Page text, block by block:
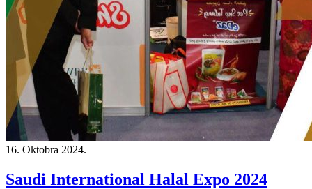
16. Oktobra 2024.
Saudi International Halal Expo 2024